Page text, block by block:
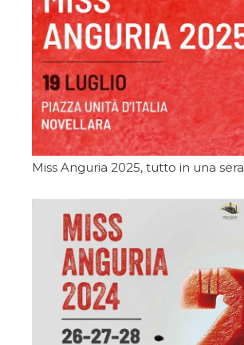
Miss Anguria 2025, tutto in una sera